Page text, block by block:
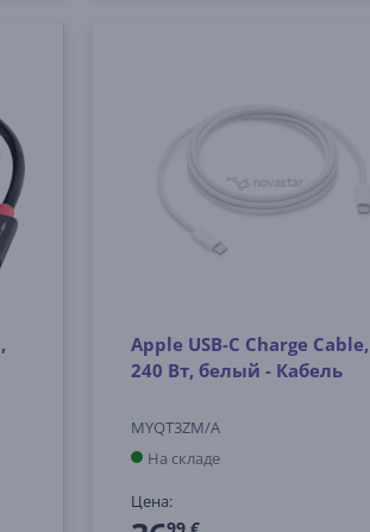
Apple USB-C Charge Cable,
240 Вт, белый - Кабель
MYQT3ZM/A
На складе
Цена: